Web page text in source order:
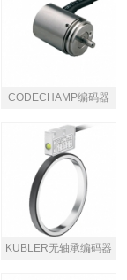
CODECHAMP编码器
KUBLER无轴承编码器